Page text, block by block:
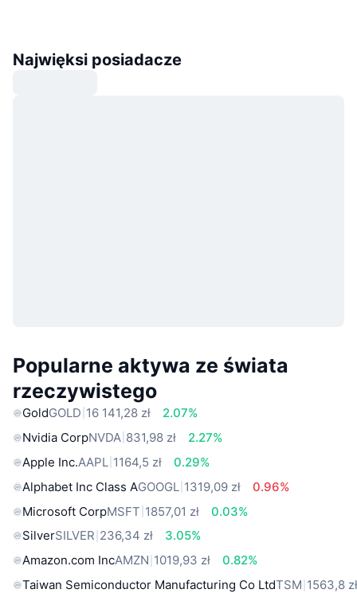
Najwięksi posiadacze
Popularne aktywa ze świata
rzeczywistego
GoldGOLD 16 141,28 zł
2.07%
Nvidia CorpNVDA 831,98 zł
2.27%
Apple Inc.AAPL 1164,5 zł
0.29%
Alphabet Inc Class AGOOGL 1319,09 zł
0.96%
Microsoft CorpMSFT 1857,01 zł
0.03%
SilverSILVER 236,34 zł
3.05%
Amazon.com IncAMZN 1019,93 zł
0.82%
Taiwan Semiconductor Manufacturing Co LtdTSM 1563,8